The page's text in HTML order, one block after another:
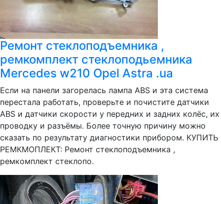
Ремонт стеклоподъемника ,
ремкомплект стеклоподьемника
Mercedes w210 Opel Astra .ua
Если на панели загорелась лампа ABS и эта система
перестала работать, проверьте и почистите датчики
ABS и датчики скорости у передних и задних колёс, их
проводку и разъёмы. Более точную причину можно
сказать по результату диагностики прибором. КУПИТЬ
РЕМКМОПЛЕКТ: Ремонт стеклоподъемника ,
ремкомплект стеклопо.